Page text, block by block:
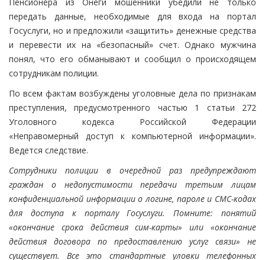
Пенсионера из Онеги мошенники убедили не только
передать данные, необходимые для входа на портал
Госуслуги, но и предложили «защитить» денежные средства
и перевести их на «безопасный» счет. Однако мужчина
понял, что его обманывают и сообщил о происходящем
сотрудникам полиции.
По всем фактам возбуждены уголовные дела по признакам
преступления, предусмотренного частью 1 статьи 272
Уголовного кодекса Российской Федерации
«Неправомерный доступ к компьютерной информации».
Ведется следствие.
Сотрудники полиции в очередной раз предупреждают
граждан о недопустимости передачи третьим лицам
конфиденциальной информации о логине, пароле и СМС-кодах
для доступа к порталу Госуслуги. Помните: понятий
«окончание срока действия сим-карты» или «окончание
действия договора по предоставлению услуг связи» не
существует. Все это стандартные уловки телефонных